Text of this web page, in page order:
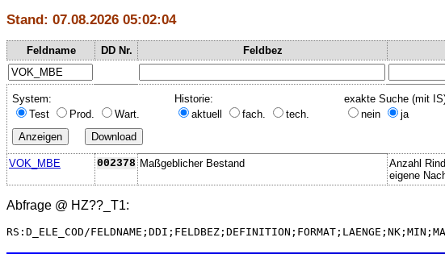
Stand: 07.08.2026 05:02:04
Feldname DD Nr. Feldbez
System:
Test
Prod. Wart.
Historie:
aktuell
fach. tech.
exakte Suche (mit
nein
ja
VOK_MBE 002378 Maßgeblicher Bestand
Anzahl
eigene
Abfrage @ HZ??_T1:
RS:D_ELE_COD/